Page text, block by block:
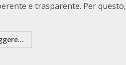
e trasparente. Per questo,